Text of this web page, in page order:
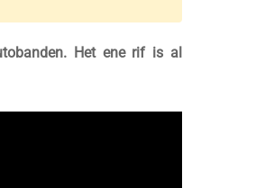
Het ene rif is al